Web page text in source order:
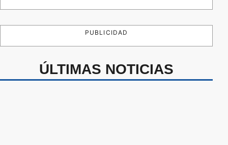
PUBLICIDAD
ÚLTIMAS NOTICIAS